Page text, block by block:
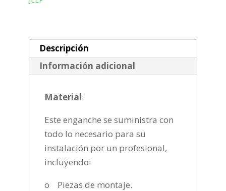
desmontable
2007-
cantidad
Descripción
Información adicional
Material:
Este enganche se suministra con
todo lo necesario para su
instalación por un profesional,
incluyendo:
o Piezas de montaje.